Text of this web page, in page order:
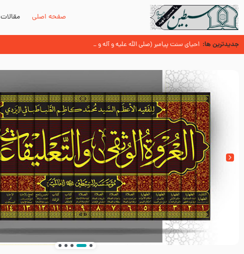
صفحه اصلی مقالات
جدیدترین ها: احیای سنت پیامبر (صلی الله علیه و آله و سلّم )
ثواب زیارت امام رضا علیه السلام در بیان آن حضرت
عُمَر با گفتن “حسبنا كتاب اللّه ” به مخالفت با رسول اللّه برخاست